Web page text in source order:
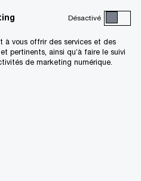
Désactivé
à vous offrir des services et des
pertinents, ainsi qu’à faire le suivi
de marketing numérique.